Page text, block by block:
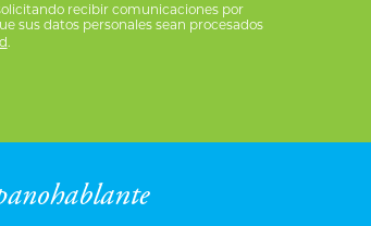
recibir comunicaciones por
sus datos personales sean procesados
.